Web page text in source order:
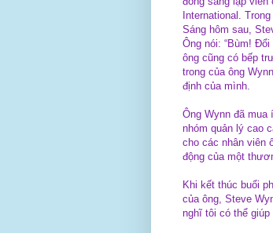
International.
Sáng hôm sau,
Ông nói: “Bùm!
ông cũng có bếp
trong của ông
định của mình.
Ông Wynn đã mua
nhóm quản lý cao
cho các nhân viên
động của một
Khi kết thúc buổi
của ông, Steve
nghĩ tôi có thể